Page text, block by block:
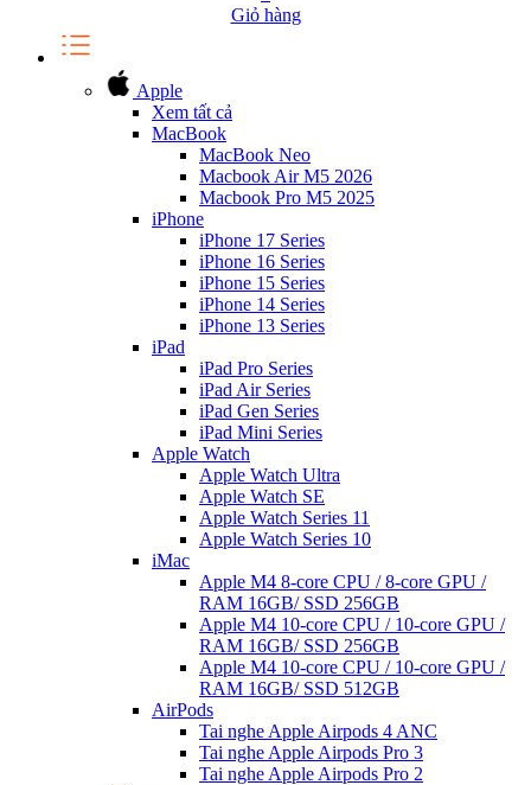
Giỏ hàng
Apple
Xem tất cả
MacBook
MacBook Neo
Macbook Air M5 2026
Macbook Pro M5 2025
iPhone
iPhone 17 Series
iPhone 16 Series
iPhone 15 Series
iPhone 14 Series
iPhone 13 Series
iPad
iPad Pro Series
iPad Air Series
iPad Gen Series
iPad Mini Series
Apple Watch
Apple Watch Ultra
Apple Watch SE
Apple Watch Series 11
Apple Watch Series 10
iMac
Apple M4 8-core CPU / 8-core GPU /
RAM 16GB/ SSD 256GB
Apple M4 10-core CPU / 10-core GPU /
RAM 16GB/ SSD 256GB
Apple M4 10-core CPU / 10-core GPU /
RAM 16GB/ SSD 512GB
AirPods
Tai nghe Apple Airpods 4 ANC
Tai nghe Apple Airpods Pro 3
Tai nghe Apple Airpods Pro 2